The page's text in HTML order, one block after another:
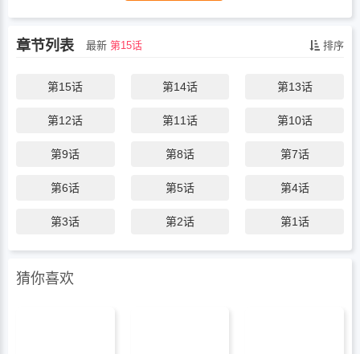
章节列表 最新 第15话 排序
第15话 第14话 第13话
第12话 第11话 第10话
第9话 第8话 第7话
第6话 第5话 第4话
第3话 第2话 第1话
猜你喜欢